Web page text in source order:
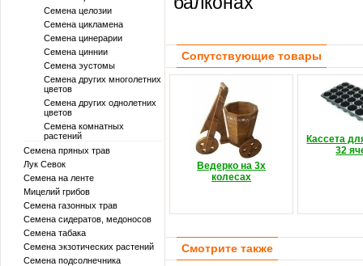
Семена целозии
Семена цикламена
Семена цинерарии
Семена циннии
Семена эустомы
Семена других многолетних
цветов
Семена других однолетних
цветов
Семена комнатных
растений
Семена пряных трав
Лук Севок
Семена на ленте
Мицелий грибов
Семена газонных трав
Семена сидератов, медоносов
Семена табака
Семена экзотических растений
Семена подсолнечника
Сопутствующие товары
Ведерко на 3х
колесах
Кассета
32
Смотрите также